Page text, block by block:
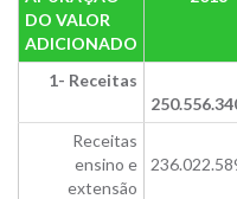
DO VALOR
ADICIONADO
1- Receitas
Receitas
ensino e
extensão